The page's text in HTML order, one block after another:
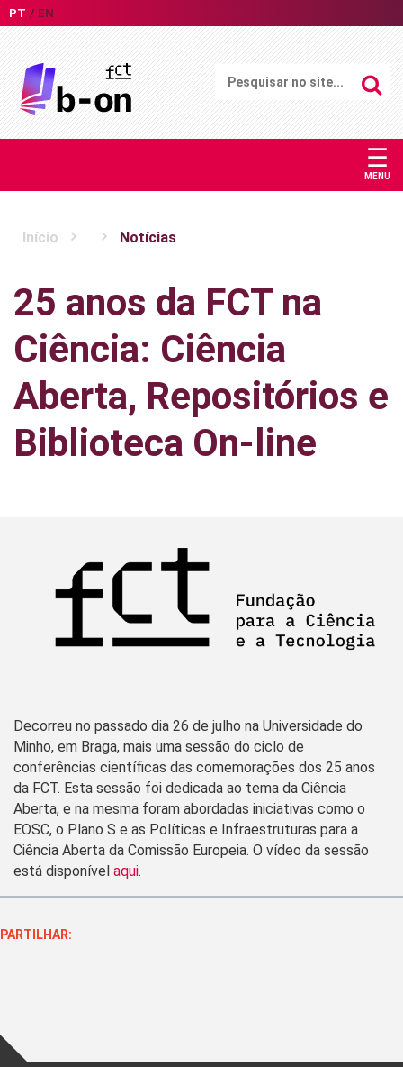
PT EN
☰
MENU
Início Notícias
25 anos da FCT na
Ciência: Ciência
Aberta, Repositórios e
Biblioteca On-line
Decorreu no passado dia 26 de julho na Universidade do
Minho, em Braga, mais uma sessão do ciclo de
conferências científicas das comemorações dos 25 anos
da FCT. Esta sessão foi dedicada ao tema da Ciência
Aberta, e na mesma foram abordadas iniciativas como o
EOSC, o Plano S e as Políticas e Infraestruturas para a
Ciência Aberta da Comissão Europeia. O vídeo da sessão
está disponível aqui.
PARTILHAR: